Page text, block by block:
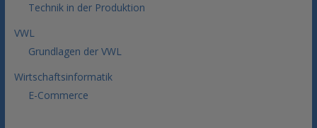
Technik in der Produktion
VWL
Grundlagen der VWL
Wirtschaftsinformatik
E-Commerce